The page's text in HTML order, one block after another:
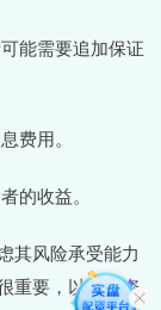
能需要追加保证
费用。
的收益。
其风险承受能力
重要，以确保资